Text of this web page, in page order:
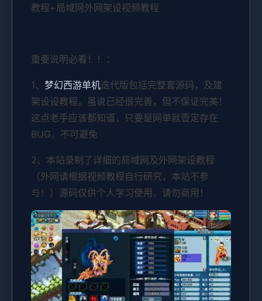
教程+局域网外网架设视频教程
重要说明必看！！：
1、 梦幻西游单机迭代版包括完整套源码，及建
架设设教程。虽说已经很完善，但不保证完美！
这点老手应该都知道，只要是网单就壹定存在
BUG，不可避免
2、本站录制了详细的局域网及外网架设教程
（外网请根据视频教程自行研究，本站不参
与！）源码仅供个人学习使用，请勿商用！